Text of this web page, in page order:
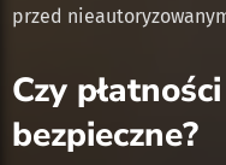
przed
Czy
bezpieczne?